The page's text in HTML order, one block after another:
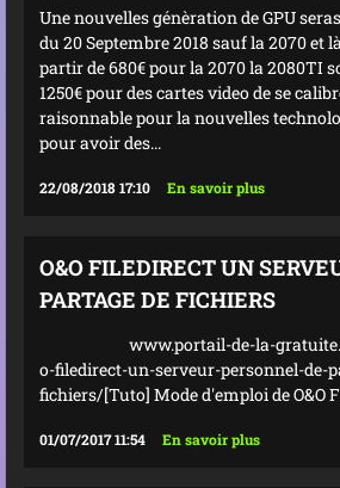
Une nouvelles génèration de GPU
du 20 Septembre 2018 sauf la 2070 et
partir de 680€ pour la 2070 la 2080TI
1250€ pour des cartes video de se
raisonnable pour la nouvelles
pour avoir des...
22/08/2018 17:10 En savoir plus
O&O FILEDIRECT UN
PARTAGE DE FICHIERS
www.portail-de-la-
o-filedirect-un-serveur-personnel-de-
fichiers/[Tuto] Mode d'emploi de O&O
01/07/2017 11:54 En savoir plus